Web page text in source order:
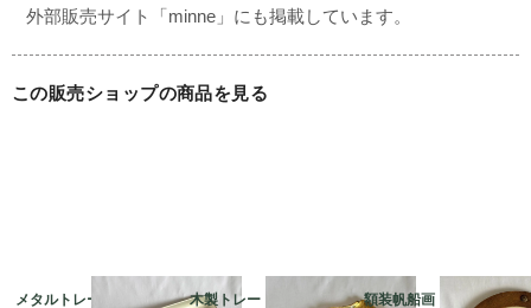
この販売ショップの商品を見る
メタルトレー 大型
木製トレー ヴィンテ
額装帆船画 木製丸型